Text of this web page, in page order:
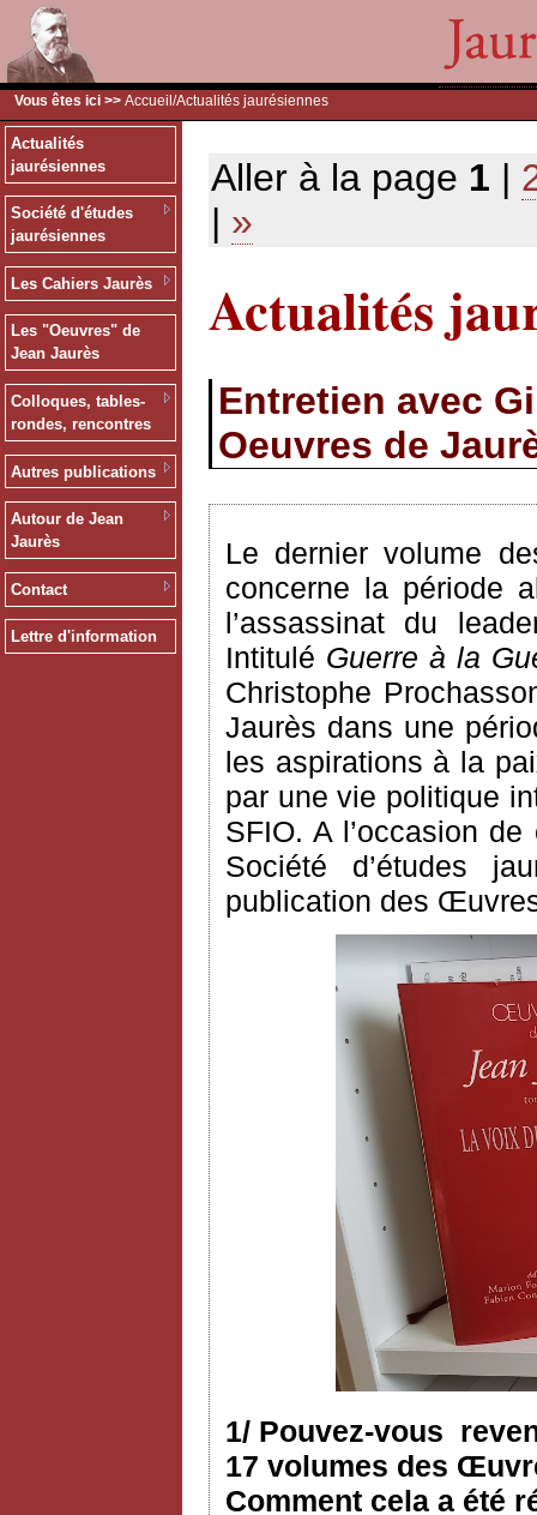
Vous êtes ici >> Accueil /Actualités jaurésiennes
Actualités
jaurésiennes
Société d'études
jaurésiennes
Les Cahiers Jaurès
Les "Oeuvres" de
Jean Jaurès
Colloques, tables-
rondes, rencontres
Autres publications
Autour de Jean
Jaurès
Contact
Lettre d'information
Aller à la page 1 |
| »
Actualités
Entretien avec
Oeuvres de
Le dernier volume
concerne la période
l’assassinat du
Intitulé Guerre à la
Christophe
Jaurès dans une
les aspirations à la
par une vie politique
SFIO. A l’occasion
Société d’études
publication des
1/ Pouvez-vous
17 volumes des
Comment cela a été